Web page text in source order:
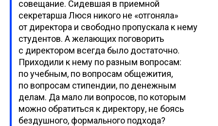
совещание. Сидевшая в приемной
секретарша Люся никого не «отгоняла»
от директора и свободно пропускала к нему
студентов. А желающих поговорить
с директором всегда было достаточно.
Приходили к нему по разным вопросам:
по учебным, по вопросам общежития,
по вопросам стипендии, по денежным
делам. Да мало ли вопросов, по которым
можно обратиться к директору, не боясь
бездушного, формального подхода?